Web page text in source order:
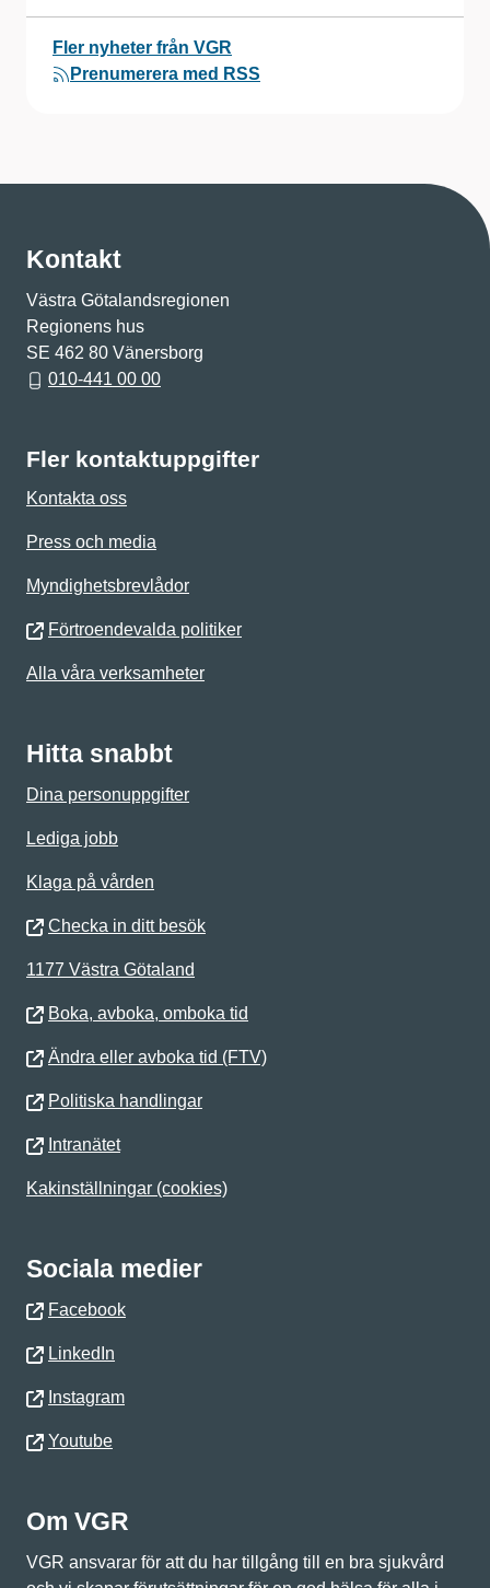
Fler nyheter från VGR
Prenumerera med RSS
Kontakt
Västra Götalandsregionen
Regionens hus
SE 462 80 Vänersborg
010-441 00 00
Fler kontaktuppgifter
Kontakta oss
Press och media
Myndighetsbrevlådor
Förtroendevalda politiker
Alla våra verksamheter
Hitta snabbt
Dina personuppgifter
Lediga jobb
Klaga på vården
Checka in ditt besök
1177 Västra Götaland
Boka, avboka, omboka tid
Ändra eller avboka tid (FTV)
Politiska handlingar
Intranätet
Kakinställningar (cookies)
Sociala medier
Facebook
LinkedIn
Instagram
Youtube
Om VGR
VGR ansvarar för att du har tillgång till en bra sjukvård